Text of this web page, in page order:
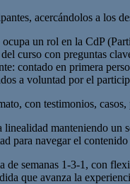
acercándolos a los
un rol en la CdP
curso con preguntas
contado en primera
a voluntad por el
con testimonios,
manteniendo
para navegar el
de semanas 1-3-1, con
que avanza la